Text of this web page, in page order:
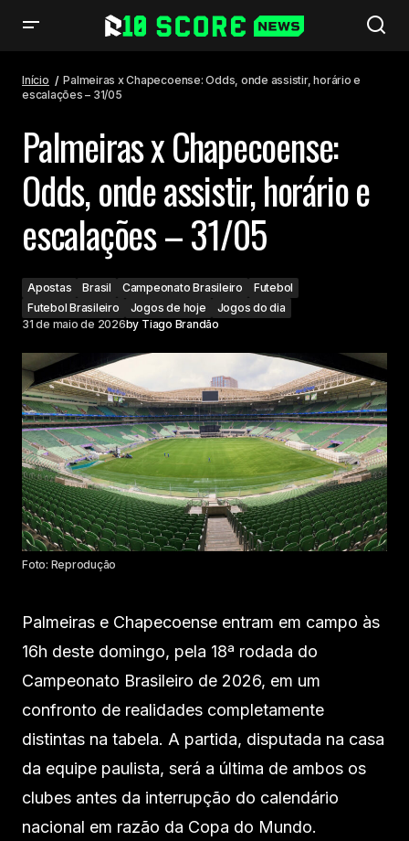
31/05
Início
Palmeiras x Chapecoense: Odds, onde assistir, horário e
escalações – 31/05
Palmeiras x Chapecoense:
Odds, onde assistir, horário e
escalações – 31/05
Apostas Brasil Campeonato Brasileiro
Futebol
Futebol Brasileiro
Jogos de hoje
Jogos do dia
31 de maio de 2026by Tiago Brandão
Foto: Reprodução
Palmeiras e Chapecoense entram em campo às
16h deste domingo, pela 18ª rodada do
Campeonato Brasileiro de 2026, em um
confronto de realidades completamente
distintas na tabela. A partida, disputada na casa
da equipe paulista, será a última de ambos os
clubes antes da interrupção do calendário
nacional em razão da Copa do Mundo.